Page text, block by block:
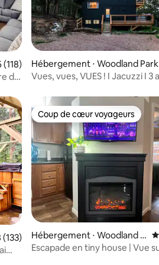
: 4,97 sur 5
moyenne sur la base de 118
(118)
de
Hébergement ⋅ Woodland Park
Vues, vues, VUES ! I Jacuzzi I 3
: 5 sur 5
moyenne sur la base de 133
Coup de cœur voyageurs
Coup de cœur voyageurs
Hébergement ⋅ Woodland P
ark
Escapade en tiny house | Vue